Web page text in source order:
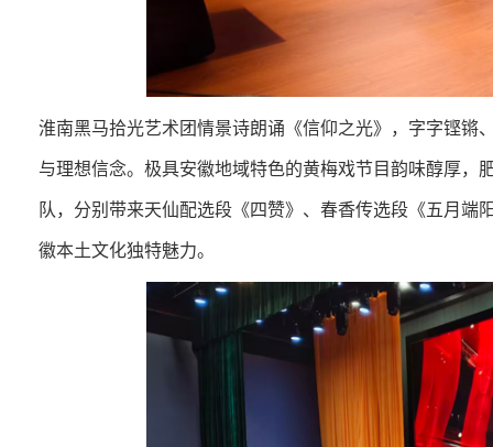
淮南黑马拾光艺术团情景诗朗诵《信仰之光》，字字铿锵
与理想信念。极具安徽地域特色的黄梅戏节目韵味醇厚，
队，分别带来天仙配选段《四赞》、春香传选段《五月
徽本土文化独特魅力。